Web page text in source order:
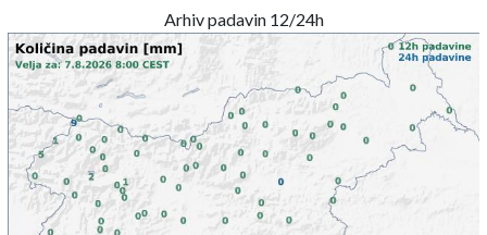
Arhiv padavin 12/24h